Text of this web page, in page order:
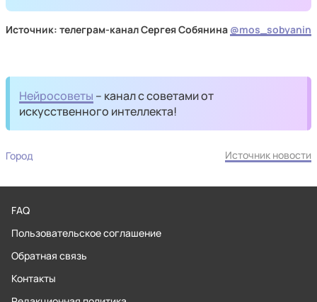
Источник: телеграм-канал Сергея Собянина @mos_sobyanin
Нейросоветы – канал с советами от
искусственного интеллекта!
Город Источник новости
FAQ
Пользовательское соглашение
Обратная связь
Контакты